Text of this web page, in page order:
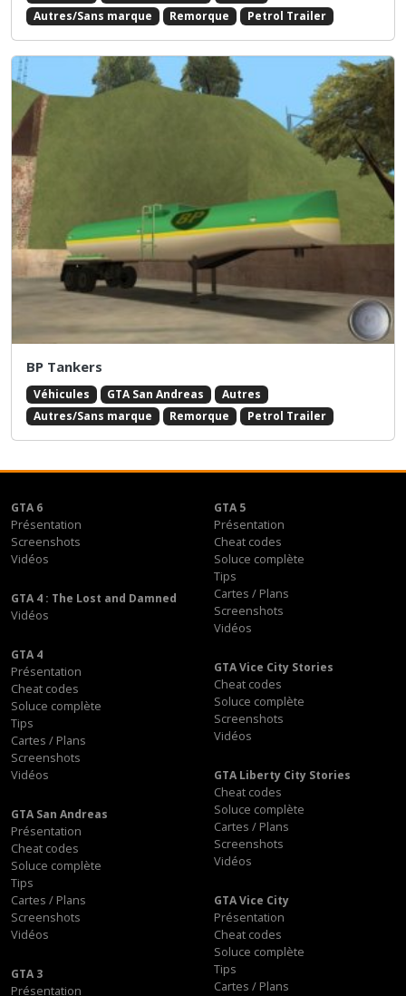
Autres/Sans marque
Remorque Petrol Trailer
BP Tankers
Véhicules GTA San Andreas
Autres
Autres/Sans marque
Remorque Petrol Trailer
GTA 6
Présentation
Screenshots
Vidéos
GTA 5
Présentation
Cheat codes
Soluce complète
Tips
Cartes / Plans
Screenshots
Vidéos
GTA 4 : The Lost and Damned
Vidéos
GTA 4
Présentation
Cheat codes
Soluce complète
Tips
Cartes / Plans
Screenshots
Vidéos
GTA Vice City Stories
Cheat codes
Soluce complète
Screenshots
Vidéos
GTA Liberty City Stories
Cheat codes
Soluce complète
Cartes / Plans
Screenshots
Vidéos
GTA San Andreas
Présentation
Cheat codes
Soluce complète
Tips
Cartes / Plans
Screenshots
Vidéos
GTA Vice City
Présentation
Cheat codes
Soluce complète
Tips
Cartes / Plans
GTA 3
Présentation